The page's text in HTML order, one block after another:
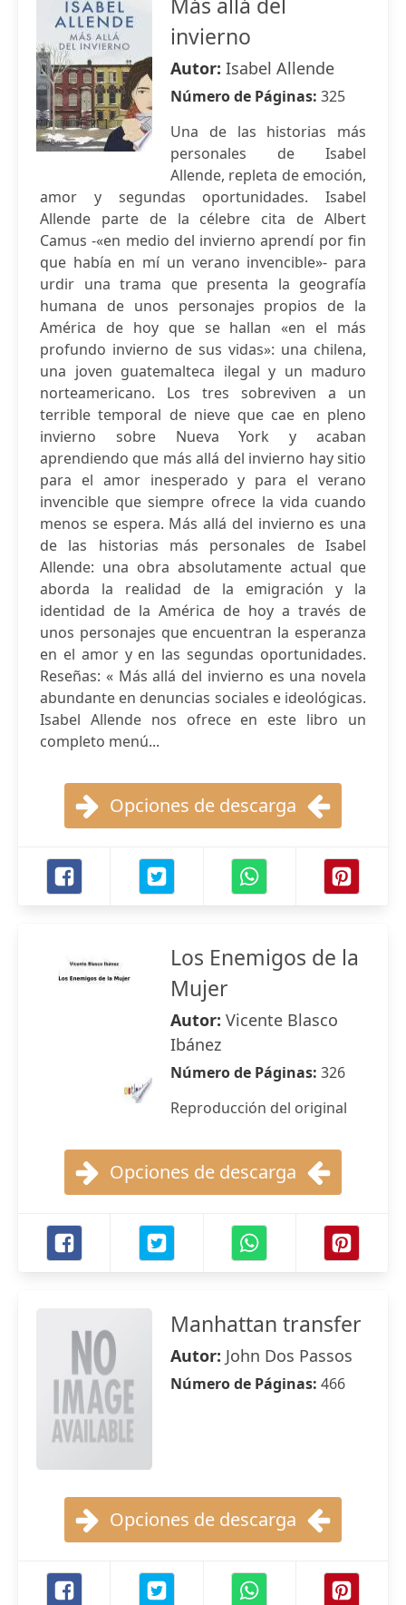
invierno
Autor: Isabel Allende
Número de Páginas: 325
Una de las historias más
personales de Isabel
Allende, repleta de emoción,
amor y segundas oportunidades. Isabel
Allende parte de la célebre cita de Albert
Camus -«en medio del invierno aprendí por fin
que había en mí un verano invencible»- para
urdir una trama que presenta la geografía
humana de unos personajes propios de la
América de hoy que se hallan «en el más
profundo invierno de sus vidas»: una chilena,
una joven guatemalteca ilegal y un maduro
norteamericano. Los tres sobreviven a un
terrible temporal de nieve que cae en pleno
invierno sobre Nueva York y acaban
aprendiendo que más allá del invierno hay sitio
para el amor inesperado y para el verano
invencible que siempre ofrece la vida cuando
menos se espera. Más allá del invierno es una
de las historias más personales de Isabel
Allende: una obra absolutamente actual que
aborda la realidad de la emigración y la
identidad de la América de hoy a través de
unos personajes que encuentran la esperanza
en el amor y en las segundas oportunidades.
Reseñas: « Más allá del invierno es una novela
abundante en denuncias sociales e ideológicas.
Isabel Allende nos ofrece en este libro un
completo menú...
Opciones de descarga
Los Enemigos de la
Mujer
Autor: Vicente Blasco
Ibánez
Número de Páginas: 326
Reproducción del original
Opciones de descarga
Manhattan transfer
Autor: John Dos Passos
Número de Páginas: 466
Opciones de descarga